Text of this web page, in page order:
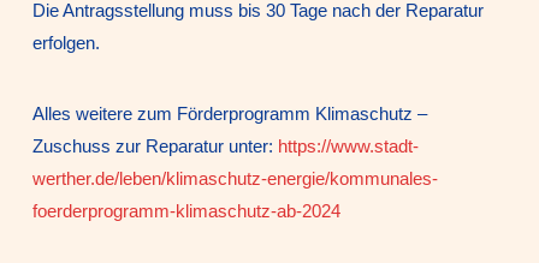
Die Antragsstellung muss bis 30 Tage nach der Reparatur
erfolgen.
Alles weitere zum Förderprogramm Klimaschutz –
Zuschuss zur Reparatur unter: https://www.stadt-
werther.de/leben/klimaschutz-energie/kommunales-
foerderprogramm-klimaschutz-ab-2024